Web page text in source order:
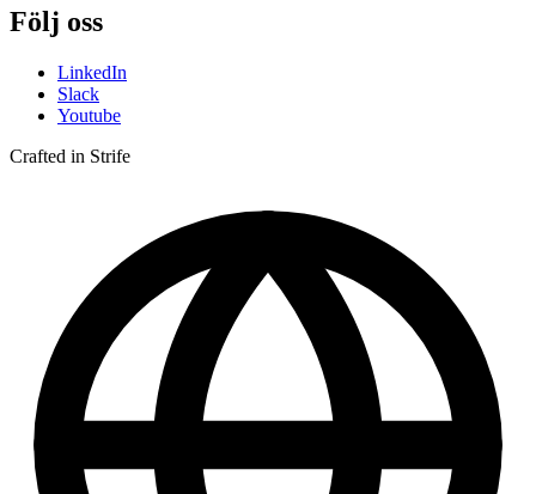
Följ oss
LinkedIn
Slack
Youtube
Crafted in Strife